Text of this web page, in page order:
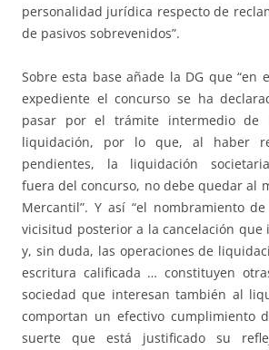
personalidad jurídica respecto de
de pasivos sobrevenidos”.
Sobre esta base añade la DG que “en
expediente el concurso se ha
pasar por el trámite intermedio
liquidación, por lo que, al haber
pendientes, la liquidación
fuera del concurso, no debe quedar al
Mercantil”. Y así “el nombramiento
vicisitud posterior a la cancelación que
y, sin duda, las operaciones de
escritura calificada … constituyen
sociedad que interesan también al
comportan un efectivo cumplimiento
suerte que está justificado su